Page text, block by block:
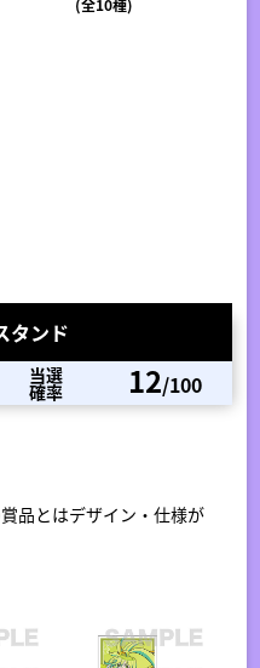
(全10種)
タンド
当選
確率 12/100
品とはデザイン・仕様が